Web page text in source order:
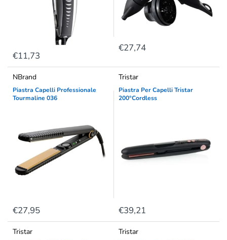
€11,73
€27,74
NBrand
Piastra Capelli Professionale
Tourmaline 036
€27,95
Tristar
Piastra Per Capelli Tristar
200°Cordless
€39,21
Tristar Tristar